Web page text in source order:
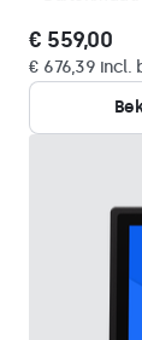
€ 559,00
€ 676,39 incl.